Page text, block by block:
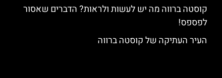
קוסטה ברווה מה יש לעשות ולראות? הדברים שאסור
לפספס!
העיר העתיקה של קוסטה ברווה